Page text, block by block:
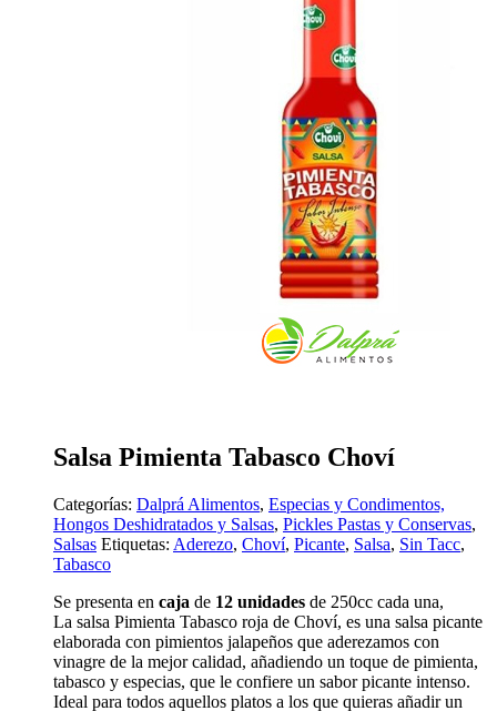
Salsa Pimienta Tabasco Choví
Categorías: Dalprá Alimentos, Especias y Condimentos,
Hongos Deshidratados y Salsas, Pickles Pastas y Conservas,
Salsas Etiquetas: Aderezo, Choví, Picante, Salsa, Sin Tacc,
Tabasco
Se presenta en caja de 12 unidades de 250cc cada una,
La salsa Pimienta Tabasco roja de Choví, es una salsa picante
elaborada con pimientos jalapeños que aderezamos con
vinagre de la mejor calidad, añadiendo un toque de pimienta,
tabasco y especias, que le confiere un sabor picante intenso.
Ideal para todos aquellos platos a los que quieras añadir un